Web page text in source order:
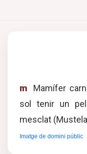
m
Mamífer
sol tenir un
mesclat
Imatge de domini públic